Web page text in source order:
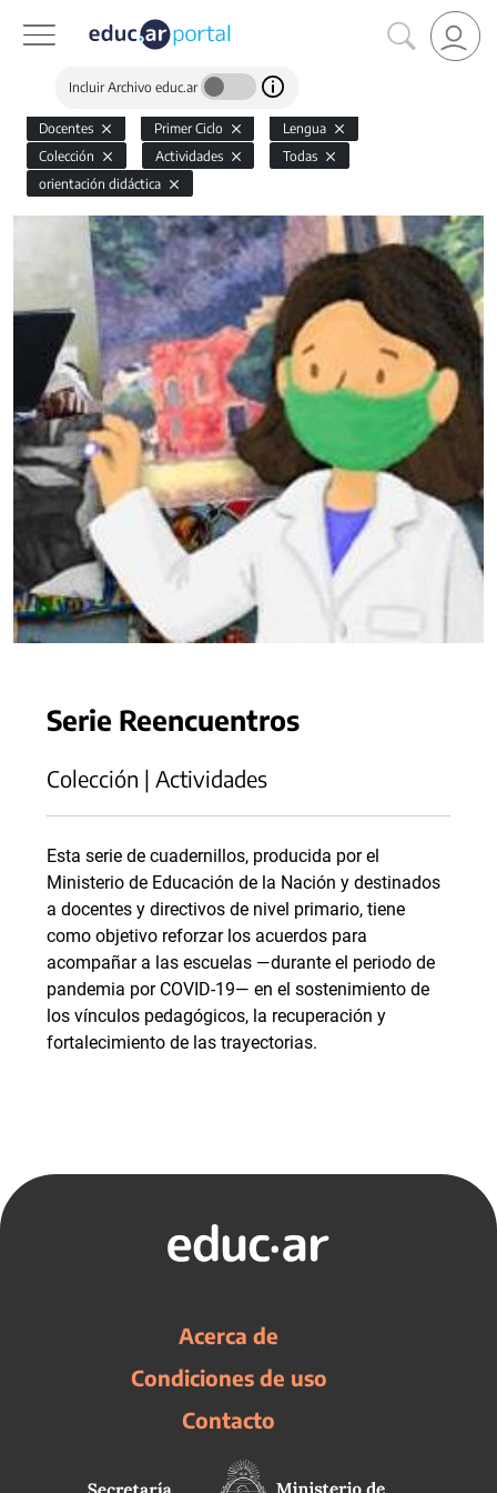
Incluir Archivo educ.ar
Docentes Primer Ciclo
Lengua
Colección
Actividades
Todas
orientación didáctica
Serie Reencuentros
Colección | Actividades
Esta serie de cuadernillos, producida por el
Ministerio de Educación de la Nación y destinados
a docentes y directivos de nivel primario, tiene
como objetivo reforzar los acuerdos para
acompañar a las escuelas —durante el periodo de
pandemia por COVID-19— en el sostenimiento de
los vínculos pedagógicos, la recuperación y
fortalecimiento de las trayectorias.
Acerca de
Condiciones de uso
Contacto